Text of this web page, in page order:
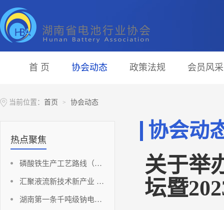
首 页 协会动态 政策法规 会员风采
当前位置： 首页 > 协会动态
热点聚焦
磷酸铁生产工艺路线（铁法部分）
汇聚液流新技术新产业 助推湖南储能新能源高地
湖南第一条千吨级钠电负极材料点火投产！
协会动
关于举
坛暨